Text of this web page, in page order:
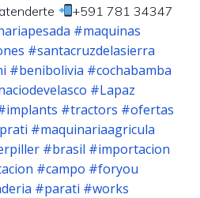
+591 781 34347
#maquinas
#santacruzdelasierra
#benibolivia #cochabamba
#Lapaz
#tractors #ofertas
#maquinariaagricula
#brasil #importacion
#campo #foryou
#parati #works